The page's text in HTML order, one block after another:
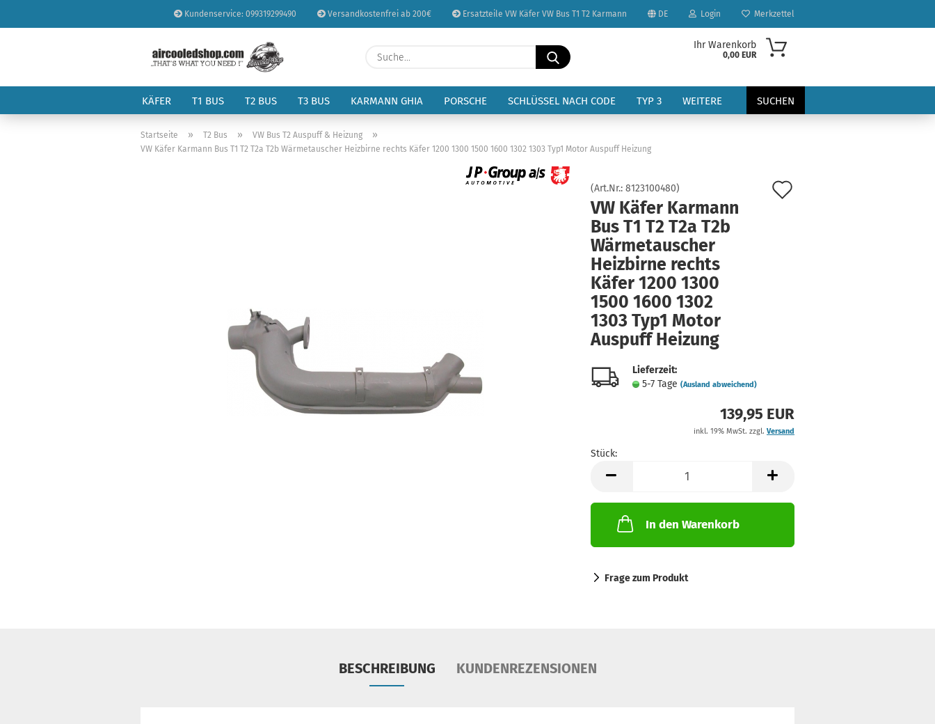
Kundenservice: 099319299490 Versandkostenfrei ab 200€ Ersatzteile VW Käfer VW Bus T1 T2 Karmann DE
Sprache auswählen
Lieferland
Login
Konto erstellen
Passwort vergessen?
Merkzettel
Suche...
Ihr Warenkorb
0,00 EUR
KÄFER T1 BUS T2 BUS T3 BUS KARMANN GHIA PORSCHE SCHLÜSSEL NACH CODE TYP 3 SUCHEN
WEITERE
Startseite » T2 Bus » VW Bus T2 Auspuff & Heizung »
VW Käfer Karmann Bus T1 T2 T2a T2b Wärmetauscher Heizbirne rechts Käfer 1200 1300 1500 1600 1302 1303 Typ1 Motor Auspuff Heizung
(Art.Nr.: 8123100480)
VW Käfer Karmann
Bus T1 T2 T2a T2b
Wärmetauscher
Heizbirne rechts
Käfer 1200 1300
1500 1600 1302
1303 Typ1 Motor
Auspuff Heizung
Lieferzeit:
5-7 Tage (Ausland abweichend)
139,95 EUR
inkl. 19% MwSt. zzgl. Versand
Stück:
Stück
In den Warenkorb
Frage zum Produkt
BESCHREIBUNG KUNDENREZENSIONEN